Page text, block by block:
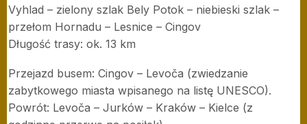
Vyhlad – zielony szlak Bely Potok – niebieski szlak –
przełom Hornadu – Lesnice – Cingov
Długość trasy: ok. 13 km
Przejazd busem: Cingov – Levoča (zwiedzanie
zabytkowego miasta wpisanego na listę UNESCO).
Powrót: Levoča – Jurków – Kraków – Kielce (z